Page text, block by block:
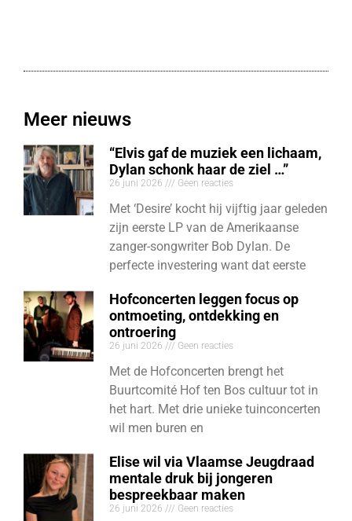
Meer nieuws
“Elvis gaf de muziek een lichaam,
Dylan schonk haar de ziel …”
26 juni 2026 Geen reacties
Met ‘Desire’ kocht hij vijftig jaar geleden
zijn eerste LP van de Amerikaanse
zanger-songwriter Bob Dylan. De
perfecte investering want dat eerste
Hofconcerten leggen focus op
ontmoeting, ontdekking en
ontroering
26 juni 2026 Geen reacties
Met de Hofconcerten brengt het
Buurtcomité Hof ten Bos cultuur tot in
het hart. Met drie unieke tuinconcerten
wil men buren en
Elise wil via Vlaamse Jeugdraad
mentale druk bij jongeren
bespreekbaar maken
26 juni 2026 Geen reacties